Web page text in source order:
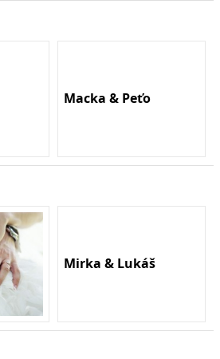
Macka & Peťo
Mirka & Lukáš